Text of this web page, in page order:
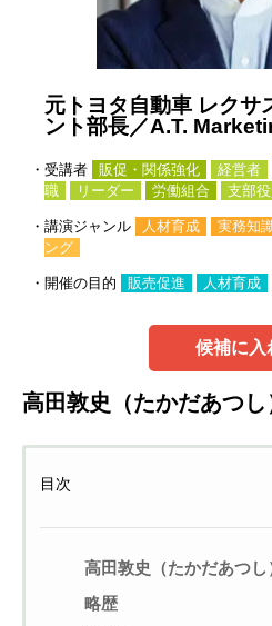
元トヨタ自動車 レクサ
ント部長／A.T.
・受講者 販促・関係強化 経営者
職
リーダー 労働組合 支部役
・講演ジャンル 人材育成 実務知
ング
・開催の目的 販売促進 人材育成
候補に入
高田敦史（たかだあつ
目次
高田敦史（たかだあつ
略歴